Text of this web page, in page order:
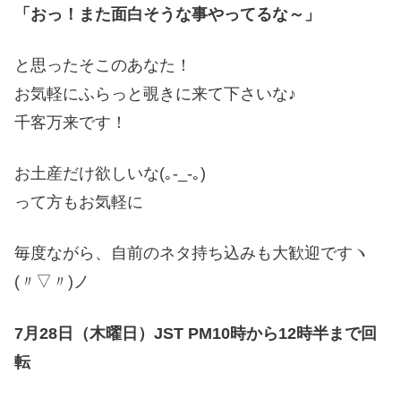
「おっ！また面白そうな事やってるな～」
と思ったそこのあなた！
お気軽にふらっと覗きに来て下さいな♪
千客万来です！
お土産だけ欲しいな(｡-_-｡)
って方もお気軽に
毎度ながら、自前のネタ持ち込みも大歓迎ですヽ
(〃▽〃)ノ
7月28日（木曜日）JST PM10時から12時半まで回
転